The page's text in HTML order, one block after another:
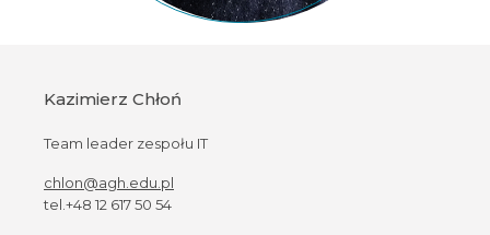
Kazimierz Chłoń
Team leader zespołu IT
chlon@agh.edu.pl
tel.+48 12 617 50 54